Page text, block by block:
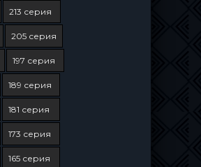
213 серия
205 серия
197 серия
189 серия
181 серия
173 серия
165 серия